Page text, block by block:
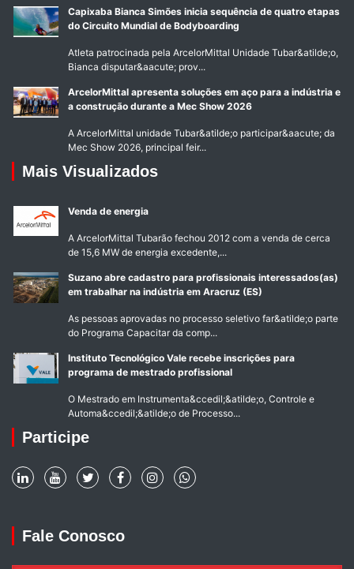
Capixaba Bianca Simões inicia sequência de quatro etapas
do Circuito Mundial de Bodyboarding
Atleta patrocinada pela ArcelorMittal Unidade Tubar&atilde;o,
Bianca disputar&aacute; prov...
ArcelorMittal apresenta soluções em aço para a indústria e
a construção durante a Mec Show 2026
A ArcelorMittal unidade Tubar&atilde;o participar&aacute; da
Mec Show 2026, principal feir...
Mais Visualizados
Venda de energia
A ArcelorMittal Tubarão fechou 2012 com a venda de cerca
de 15,6 MW de energia excedente,...
Suzano abre cadastro para profissionais interessados(as)
em trabalhar na indústria em Aracruz (ES)
As pessoas aprovadas no processo seletivo far&atilde;o parte
do Programa Capacitar da comp...
Instituto Tecnológico Vale recebe inscrições para
programa de mestrado profissional
O Mestrado em Instrumenta&ccedil;&atilde;o, Controle e
Automa&ccedil;&atilde;o de Processo...
Participe
Fale Conosco